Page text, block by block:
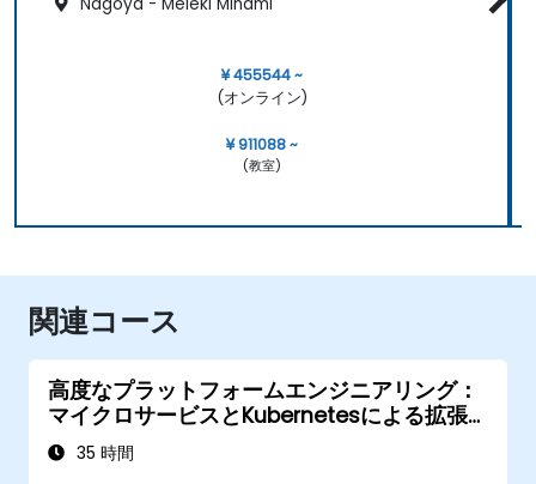
¥ 455544 ~
(オンライン)
¥ 911088 ~
(教室)
関連コース
高度なプラットフォームエンジニアリング：
マイクロサービスとKubernetesによる拡張
性の確保
35 時間